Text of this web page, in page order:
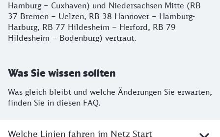
Hamburg – Cuxhaven) und Niedersachsen Mitte (RB
37 Bremen – Uelzen, RB 38 Hannover – Hamburg-
Harburg, RB 77 Hildesheim – Herford, RB 79
Hildesheim – Bodenburg) vertraut.
Was Sie wissen sollten
Was gleich bleibt und welche Änderungen Sie erwarten,
finden Sie in diesen FAQ.
Welche Linien fahren im Netz Start